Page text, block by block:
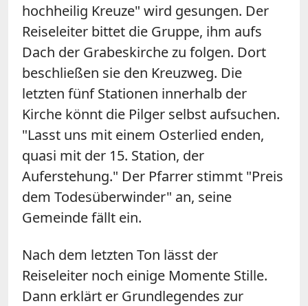
hochheilig Kreuze" wird gesungen. Der
Reiseleiter bittet die Gruppe, ihm aufs
Dach der Grabeskirche zu folgen. Dort
beschließen sie den Kreuzweg. Die
letzten fünf Stationen innerhalb der
Kirche könnt die Pilger selbst aufsuchen.
"Lasst uns mit einem Osterlied enden,
quasi mit der 15. Station, der
Auferstehung." Der Pfarrer stimmt "Preis
dem Todesüberwinder" an, seine
Gemeinde fällt ein.
Nach dem letzten Ton lässt der
Reiseleiter noch einige Momente Stille.
Dann erklärt er Grundlegendes zur